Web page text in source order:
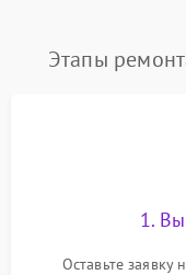
Этапы
1. Вы
Оставьте